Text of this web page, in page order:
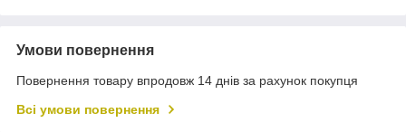
Умови повернення
Повернення товару впродовж 14 днів за рахунок покупця
Всі умови повернення